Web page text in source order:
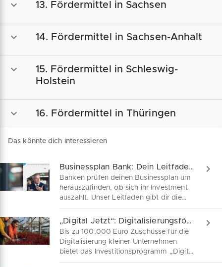
13. Fördermittel in Sachsen
14. Fördermittel in Sachsen-Anhalt
15. Fördermittel in Schleswig-
Holstein
16. Fördermittel in Thüringen
Das könnte dich interessieren
Businessplan Bank: Dein Leitfaden zum Bankgespräch
Banken prüfen deinen Businessplan um
herauszufinden, ob sich ihr Investment
auszahlt. Unser Leitfaden gibt dir die
nötige Sicherheit dafür.
„Digital Jetzt“: Digitalisierungsförderung sichern
Bis zu 100.000 Euro Zuschüsse für die
Digitalisierung kleiner Unternehmen
bietet das Investitionsprogramm „Digital
Jetzt“. Erhalte Fördermittel für neue